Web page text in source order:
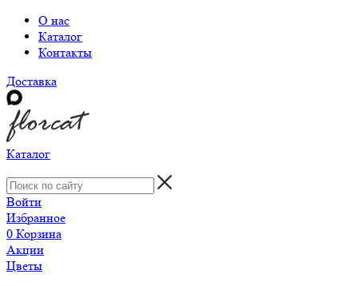
О нас
Каталог
Контакты
Доставка
Каталог
Войти
Избранное
0 Корзина
Акции
Цветы